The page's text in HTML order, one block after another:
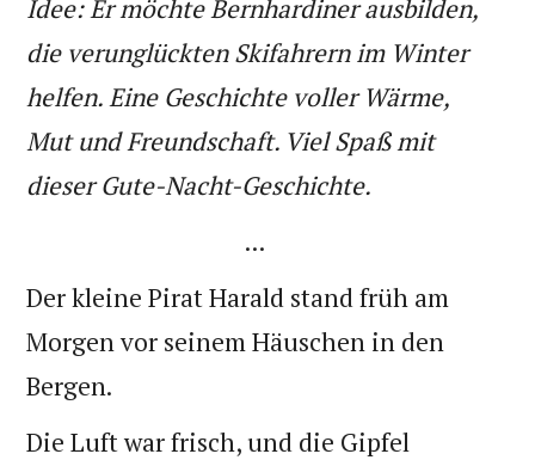
Idee: Er möchte Bernhardiner ausbilden,
die verunglückten Skifahrern im Winter
helfen. Eine Geschichte voller Wärme,
Mut und Freundschaft. Viel Spaß mit
dieser Gute-Nacht-Geschichte.
...
Der kleine Pirat Harald stand früh am
Morgen vor seinem Häuschen in den
Bergen.
Die Luft war frisch, und die Gipfel